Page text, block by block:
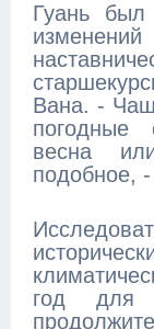
Гуань был
Вана. -
погодные
весна
подобное, -
год для